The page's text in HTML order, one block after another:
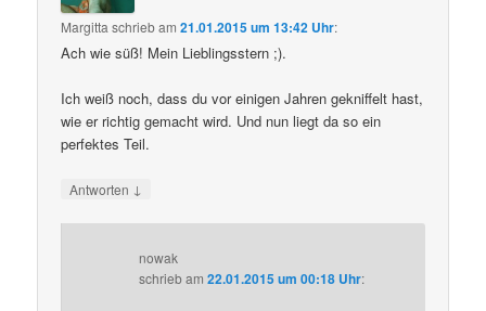
Margitta schriebam21.01.2015 um 13:42 Uhr:
Ach wie süß! Mein Lieblingsstern ;).
Ich weiß noch, dass du vor einigen Jahren gekniffelt hast,
wie er richtig gemacht wird. Und nun liegt da so ein
perfektes Teil.
Antworten ↓
nowak
schriebam22.01.2015 um 00:18 Uhr: